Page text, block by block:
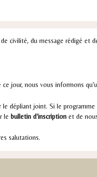
civilité, du message rédigé et
jour, nous vous informons
dépliant joint. Si le
lebulletin d'inscription et de
salutations.